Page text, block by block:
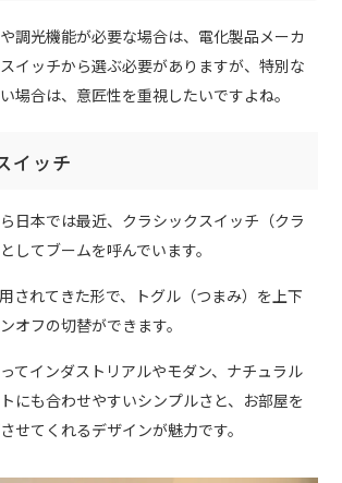
調光機能が必要な場合は、電化製品メーカ
イッチから選ぶ必要がありますが、特別な
場合は、意匠性を重視したいですよね。
イッチ
日本では最近、クラシックスイッチ（クラ
してブームを呼んでいます。
されてきた形で、トグル（つまみ）を上下
オフの切替ができます。
てインダストリアルやモダン、ナチュラル
にも合わせやすいシンプルさと、お部屋を
せてくれるデザインが魅力です。